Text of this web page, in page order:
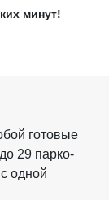
минут!
готовые
29 парко-
одной